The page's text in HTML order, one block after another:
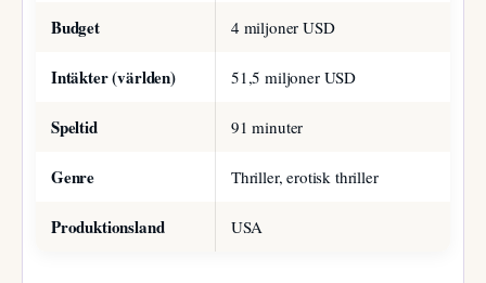
Budget 4 miljoner USD
Intäkter (världen) 51,5 miljoner USD
Speltid 91 minuter
Genre Thriller, erotisk thriller
Produktionsland USA